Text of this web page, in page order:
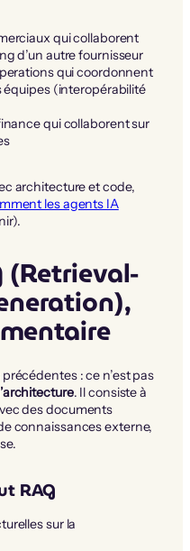
qui collaborent
d’un autre fournisseur
qui coordonnent
équipes (interopérabilité
qui collaborent sur
architecture et code,
les agents IA
(Retrieval-
: ce n’est pas
. Il consiste à
des documents
connaissances externe,
RAG
sur la